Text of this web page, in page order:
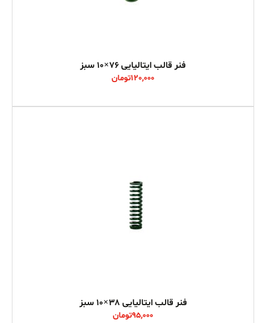
فنر قالب ایتالیایی 76×10 سبز
120,000تومان
فنر قالب ایتالیایی 38×10 سبز
95,000تومان